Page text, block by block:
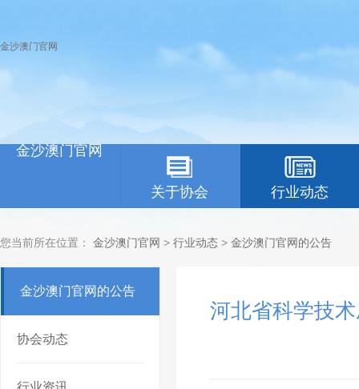
金沙澳门官网
金沙澳门官网
关于协会 行业动态
您当前所在位置： 金沙澳门官网 > 行业动态 > 金沙澳门官网的公告
金沙澳门官网的公告
协会动态
河北省科学技